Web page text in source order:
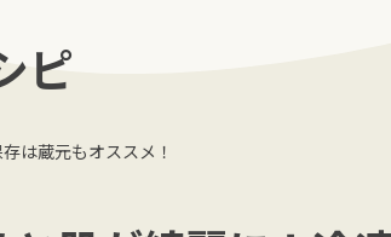
ピ
は蔵元もオススメ！